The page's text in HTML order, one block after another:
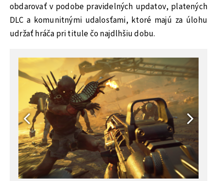
obdarovať v podobe pravidelných updatov, platených
DLC a komunitnými udalosťami, ktoré majú za úlohu
udržať hráča pri titule čo najdlhšiu dobu.